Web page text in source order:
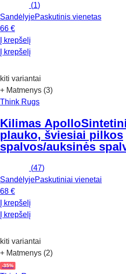
(1)
SandėlyjePaskutinis vienetas
66 €
Į krepšelį
Į krepšelį
kiti variantai
+ Matmenys (3)
Think Rugs
Kilimas Apollo
plauko, šviesiai pilkos
spalvos/auksinės
(47)
SandėlyjePaskutiniai vienetai
68 €
Į krepšelį
Į krepšelį
kiti variantai
+ Matmenys (2)
-35%